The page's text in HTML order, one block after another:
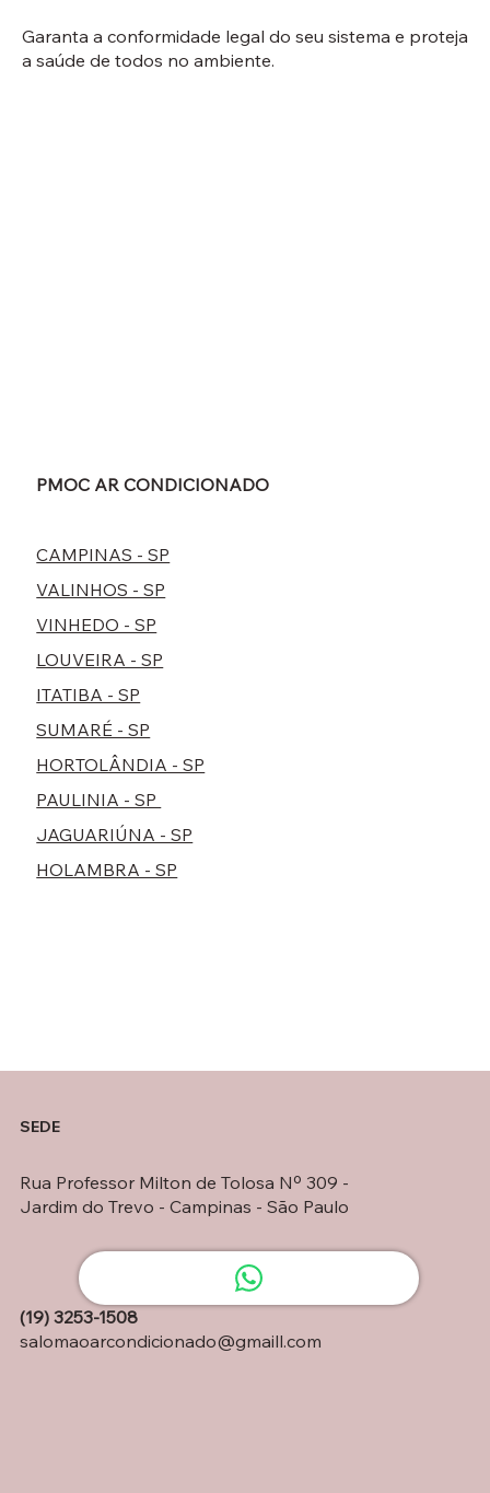
Garanta a conformidade legal do seu sistema e proteja
a saúde de todos no ambiente.
PMOC AR CONDICIONADO
CAMPINAS - SP
VALINHOS - SP
VINHEDO - SP
LOUVEIRA - SP
ITATIBA - SP
SUMARÉ - SP
HORTOLÂNDIA - SP
PAULINIA - SP
JAGUARIÚNA - SP
HOLAMBRA - SP
SEDE
Rua Professor Milton de Tolosa Nº 309 -
Jardim do Trevo - Campinas - São Paulo
(19) 3253-1508
salomaoarcondicionado@gmaill.com